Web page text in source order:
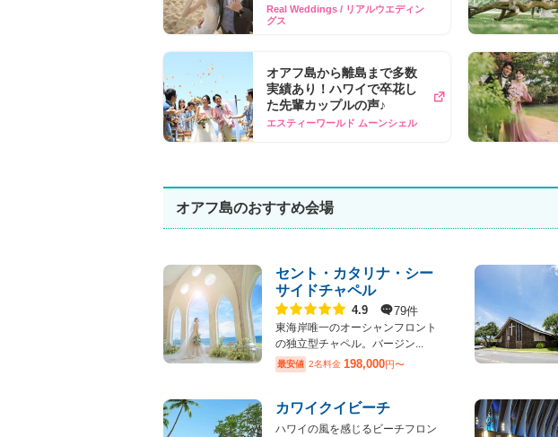
Real Weddings / リアルウエディン
グス
オアフ島から離島まで多数
実績あり！ハワイで卒花し
た先輩カップルの声♪
エスティーワールド ムーンシェル
オアフ島のおすすめ会場
セント・カタリナ・シー
サイドチャペル
点数
4.9 79件
東海岸唯一のオーシャンフロント
の独立型チャペル。バージン...
最安値 2名料金 198,000円〜
カワイクイビーチ
ハワイの風を感じるビーチフロン